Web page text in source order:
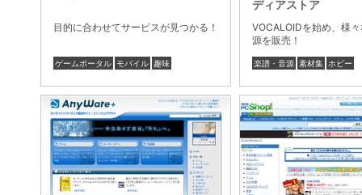
目的に合わせてサービスが見つかる！
ゲームポータル モバイル 趣味
ディアストア
VOCALOIDを始め、様
源を販売！
楽譜・音源 素材集 ホビー